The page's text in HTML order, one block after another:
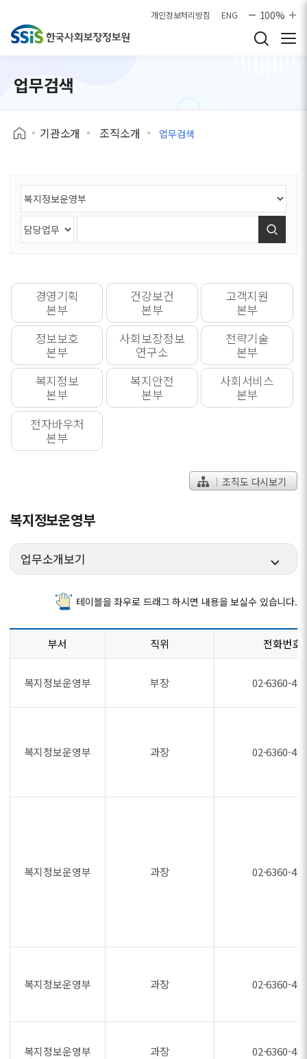
개인정보처리방침 ENG 100%
업무검색
기관소개 조직소개 업무검색
경영기획
본부
건강보건
본부
고객지원
본부
정보보호
본부
사회보장정보
연구소
전략기술
본부
복지정보
본부
복지안전
본부
사회서비스
본부
전자바우처
본부
조직도 다시보기
복지정보운영부
업무소개보기
테이블을 좌우로 드래그 하시면 내용을 보실수 있습니다.
부서 직위 전화번호
복지정보운영부 부장 02-6360-
복지정보운영부 과장 02-6360-
복지정보운영부 과장 02-6360-
복지정보운영부 과장 02-6360-
복지정보운영부 과장 02-6360-